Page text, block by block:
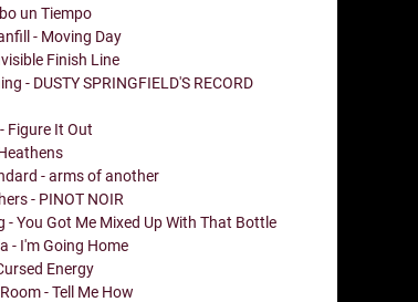
un Tiempo
- Moving Day
Finish Line
- DUSTY SPRINGFIELD'S RECORD
Figure It Out
- arms of another
- PINOT NOIR
- You Got Me Mixed Up With That Bottle
- I'm Going Home
Energy
- Tell Me How